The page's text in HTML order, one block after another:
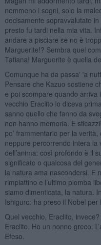
nemmeno i sogni, solo la
decisamente sopravvalutato
presto fu tardi nella mia vita.
andare a pisciare se no è
Marguerite!? Sembra quel
Tatiana! Marguerite è quella
Comunque ha da passa' 'a
Pensare che Kazuo sostiene
e poi scompare quando
vecchio Eraclito lo diceva
sanno quello che fanno da
non hanno memoria. E
po’ frammentario per la
neppure percorrendo intera la
dell’anima: così profondo è il
significato o qualcosa del
la natura ama nascondersi. E
rimpiattino e l’ultimo piomba
siamo dimenticata, la natura.
Ishiguro: ha preso il Nobel
Quel vecchio, Eraclito,
Eraclito. Ho un nonno greco.
Efeso.